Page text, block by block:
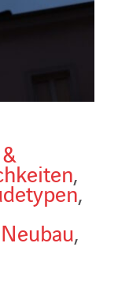
,
,
Neubau,